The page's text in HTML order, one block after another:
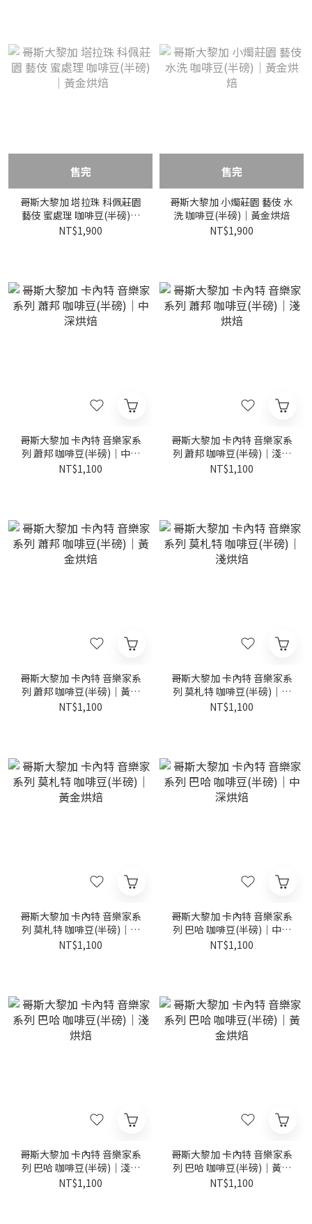
售完
哥斯大黎加 塔拉珠 科佩莊園
藝伎 蜜處理 咖啡豆(半磅)｜
黃金烘焙
NT$1,900
售完
哥斯大黎加 小燭莊園 藝伎 水
洗 咖啡豆(半磅)｜黃金烘焙
NT$1,900
哥斯大黎加 卡內特 音樂家系
列 蕭邦 咖啡豆(半磅)｜中深
烘焙
NT$1,100
哥斯大黎加 卡內特 音樂家系
列 蕭邦 咖啡豆(半磅)｜淺烘
焙
NT$1,100
哥斯大黎加 卡內特 音樂家系
列 蕭邦 咖啡豆(半磅)｜黃金
烘焙
NT$1,100
哥斯大黎加 卡內特 音樂家系
列 莫札特 咖啡豆(半磅)｜淺
烘焙
NT$1,100
哥斯大黎加 卡內特 音樂家系
列 莫札特 咖啡豆(半磅)｜黃
金烘焙
NT$1,100
哥斯大黎加 卡內特 音樂家系
列 巴哈 咖啡豆(半磅)｜中深
烘焙
NT$1,100
哥斯大黎加 卡內特 音樂家系
列 巴哈 咖啡豆(半磅)｜淺烘
焙
NT$1,100
哥斯大黎加 卡內特 音樂家系
列 巴哈 咖啡豆(半磅)｜黃金
烘焙
NT$1,100